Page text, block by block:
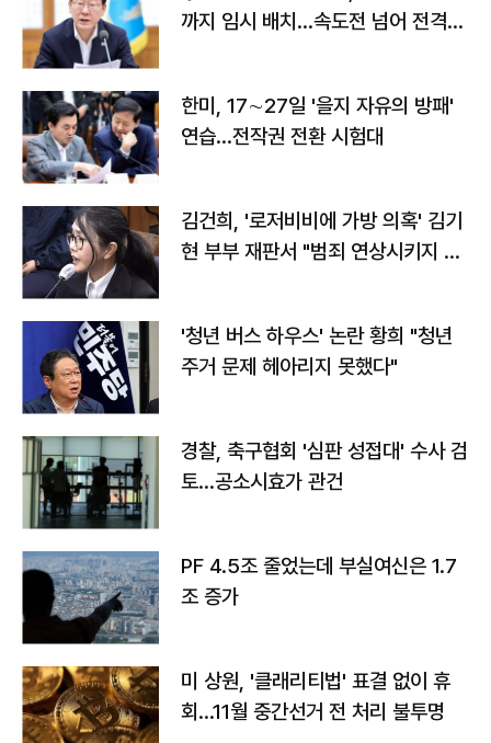
까지 임시 배치…속도전 넘어 전격
한미, 17∼27일 '을지 자유의 방패'
연습…전작권 전환 시험대
김건희, '로저비비에 가방 의혹' 김기
현 부부 재판서 "범죄 연상시키지 말
'청년 버스 하우스' 논란 황희 "청년
주거 문제 헤아리지 못했다"
경찰, 축구협회 '심판 성접대' 수사 검
토…공소시효가 관건
PF 4.5조 줄었는데 부실여신은 1.7
조 증가
미 상원, '클래리티법' 표결 없이 휴
회…11월 중간선거 전 처리 불투명